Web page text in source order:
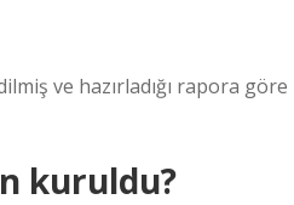
ve hazırladığı rapora göre
kuruldu?